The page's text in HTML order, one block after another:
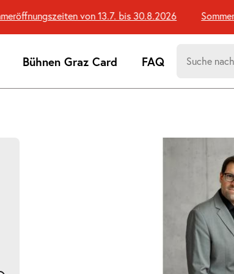
von 13.7. bis 30.8.2026
Bühnen Graz Card FAQ
nach: